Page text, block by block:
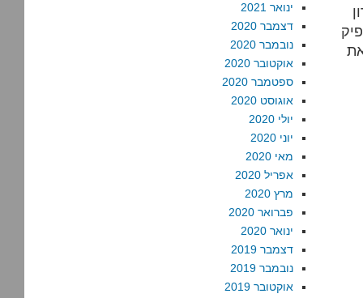
ינואר 2021
דצמבר 2020
נובמבר 2020
אוקטובר 2020
ספטמבר 2020
אוגוסט 2020
יולי 2020
יוני 2020
מאי 2020
אפריל 2020
מרץ 2020
פברואר 2020
ינואר 2020
דצמבר 2019
נובמבר 2019
אוקטובר 2019